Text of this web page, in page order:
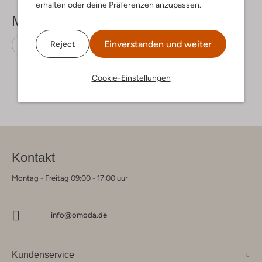
erhalten oder deine Präferenzen anzupassen.
Reject Einverstanden und weiter
Cookie-Einstellungen
Mehr sehen
Snowboots Sorel Wildleder
Kontakt
Montag - Freitag 09:00 - 17:00 uur
info@omoda.de
Kundenservice